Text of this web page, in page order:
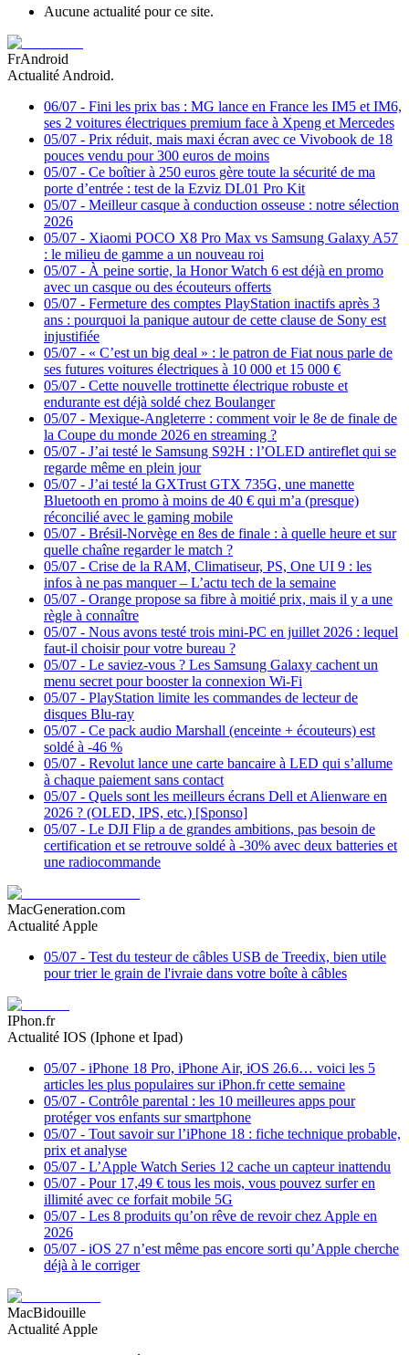
Aucune actualité pour ce site.
FrAndroid
Actualité Android.
06/07 - Fini les prix bas : MG lance en France les IM5 et IM6,
ses 2 voitures électriques premium face à Xpeng et Mercedes
05/07 - Prix réduit, mais maxi écran avec ce Vivobook de 18
pouces vendu pour 300 euros de moins
05/07 - Ce boîtier à 250 euros gère toute la sécurité de ma
porte d’entrée : test de la Ezviz DL01 Pro Kit
05/07 - Meilleur casque à conduction osseuse : notre sélection
2026
05/07 - Xiaomi POCO X8 Pro Max vs Samsung Galaxy A57
: le milieu de gamme a un nouveau roi
05/07 - À peine sortie, la Honor Watch 6 est déjà en promo
avec un casque ou des écouteurs offerts
05/07 - Fermeture des comptes PlayStation inactifs après 3
ans : pourquoi la panique autour de cette clause de Sony est
injustifiée
05/07 - « C’est un big deal » : le patron de Fiat nous parle de
ses futures voitures électriques à 10 000 et 15 000 €
05/07 - Cette nouvelle trottinette électrique robuste et
endurante est déjà soldé chez Boulanger
05/07 - Mexique-Angleterre : comment voir le 8e de finale de
la Coupe du monde 2026 en streaming ?
05/07 - J’ai testé le Samsung S92H : l’OLED antireflet qui se
regarde même en plein jour
05/07 - J’ai testé la GXTrust GTX 735G, une manette
Bluetooth en promo à moins de 40 € qui m’a (presque)
réconcilié avec le gaming mobile
05/07 - Brésil-Norvège en 8es de finale : à quelle heure et sur
quelle chaîne regarder le match ?
05/07 - Crise de la RAM, Climatiseur, PS, One UI 9 : les
infos à ne pas manquer – L’actu tech de la semaine
05/07 - Orange propose sa fibre à moitié prix, mais il y a une
règle à connaître
05/07 - Nous avons testé trois mini-PC en juillet 2026 : lequel
faut-il choisir pour votre bureau ?
05/07 - Le saviez-vous ? Les Samsung Galaxy cachent un
menu secret pour booster la connexion Wi-Fi
05/07 - PlayStation limite les commandes de lecteur de
disques Blu-ray
05/07 - Ce pack audio Marshall (enceinte + écouteurs) est
soldé à -46 %
05/07 - Revolut lance une carte bancaire à LED qui s’allume
à chaque paiement sans contact
05/07 - Quels sont les meilleurs écrans Dell et Alienware en
2026 ? (OLED, IPS, etc.) [Sponso]
05/07 - Le DJI Flip a de grandes ambitions, pas besoin de
certification et se retrouve soldé à -30% avec deux batteries et
une radiocommande
MacGeneration.com
Actualité Apple
05/07 - Test du testeur de câbles USB de Treedix, bien utile
pour trier le grain de l'ivraie dans votre boîte à câbles
IPhon.fr
Actualité IOS (Iphone et Ipad)
05/07 - iPhone 18 Pro, iPhone Air, iOS 26.6… voici les 5
articles les plus populaires sur iPhon.fr cette semaine
05/07 - Contrôle parental : les 10 meilleures apps pour
protéger vos enfants sur smartphone
05/07 - Tout savoir sur l’iPhone 18 : fiche technique probable,
prix et analyse
05/07 - L’Apple Watch Series 12 cache un capteur inattendu
05/07 - Pour 17,49 € tous les mois, vous pouvez surfer en
illimité avec ce forfait mobile 5G
05/07 - Les 8 produits qu’on rêve de revoir chez Apple en
2026
05/07 - iOS 27 n’est même pas encore sorti qu’Apple cherche
déjà à le corriger
MacBidouille
Actualité Apple